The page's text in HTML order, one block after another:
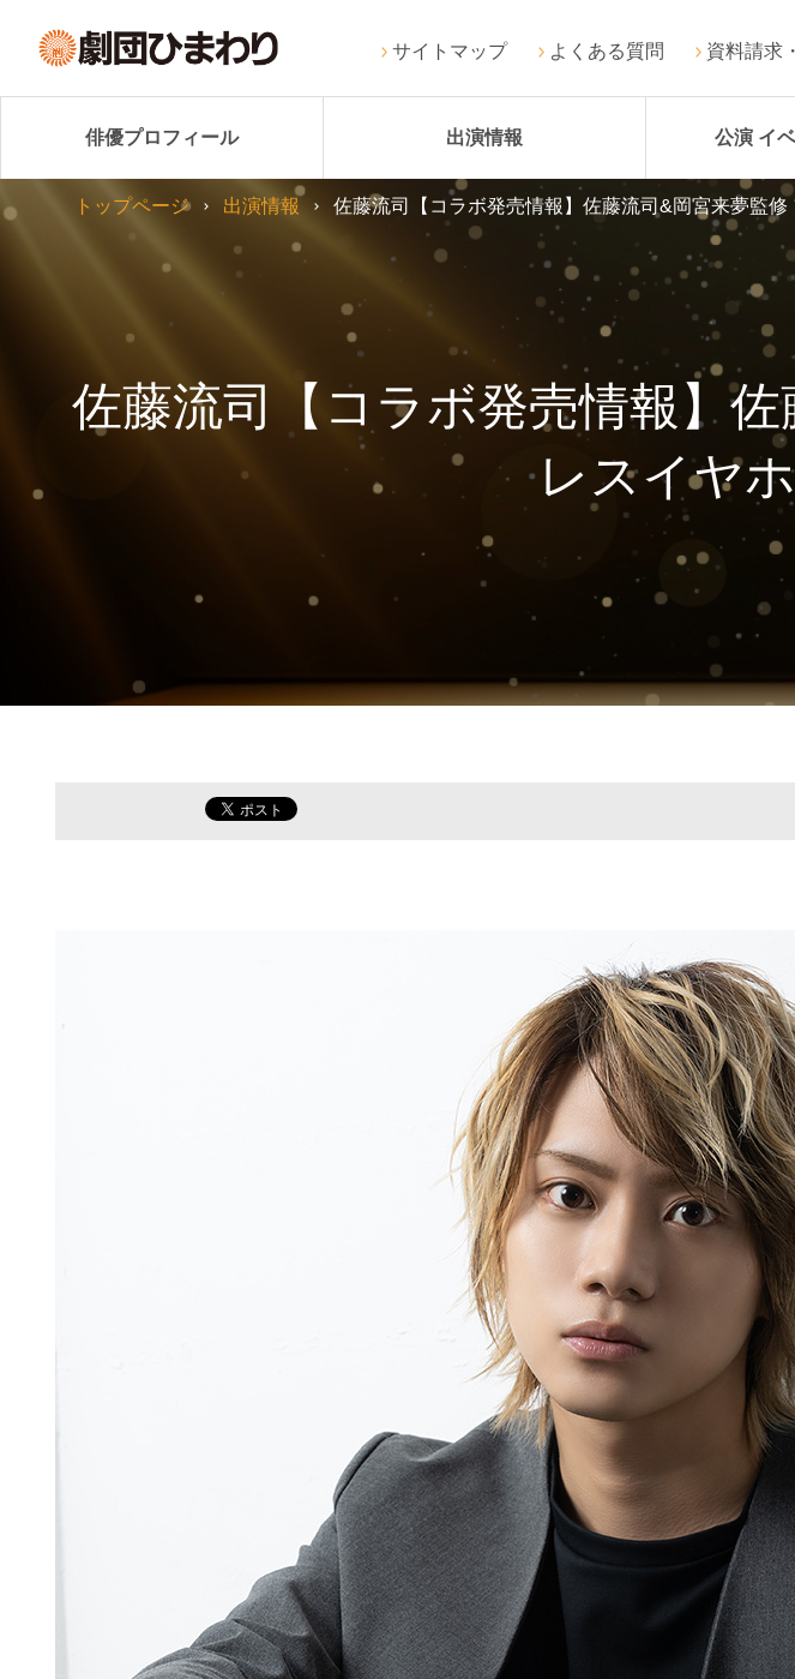
サイトマップ よくある質問 資料請求
俳優プロフィール 出演情報 公演 イ
佐藤流司【コラボ発売情報】
レスイヤ
トップページ 出演情報 佐藤流司【コラボ発売情報】佐藤流司&岡宮来夢監修